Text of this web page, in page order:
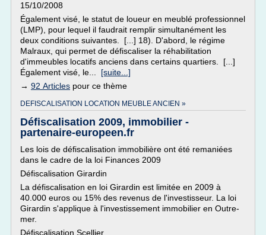
15/10/2008
Également visé, le statut de loueur en meublé professionnel
(LMP), pour lequel il faudrait remplir simultanément les
deux conditions suivantes. [...] 18). D'abord, le régime
Malraux, qui permet de défiscaliser la réhabilitation
d'immeubles locatifs anciens dans certains quartiers. [...]
Également visé, le... [suite...]
→ 92 Articles pour ce thème
DEFISCALISATION LOCATION MEUBLE ANCIEN »
Défiscalisation 2009, immobilier -
partenaire-europeen.fr
Les lois de défiscalisation immobilière ont été remaniées
dans le cadre de la loi Finances 2009
Défiscalisation Girardin
La défiscalisation en loi Girardin est limitée en 2009 à
40.000 euros ou 15% des revenus de l'investisseur. La loi
Girardin s'applique à l'investissement immobilier en Outre-
mer.
Défiscalisation Scellier